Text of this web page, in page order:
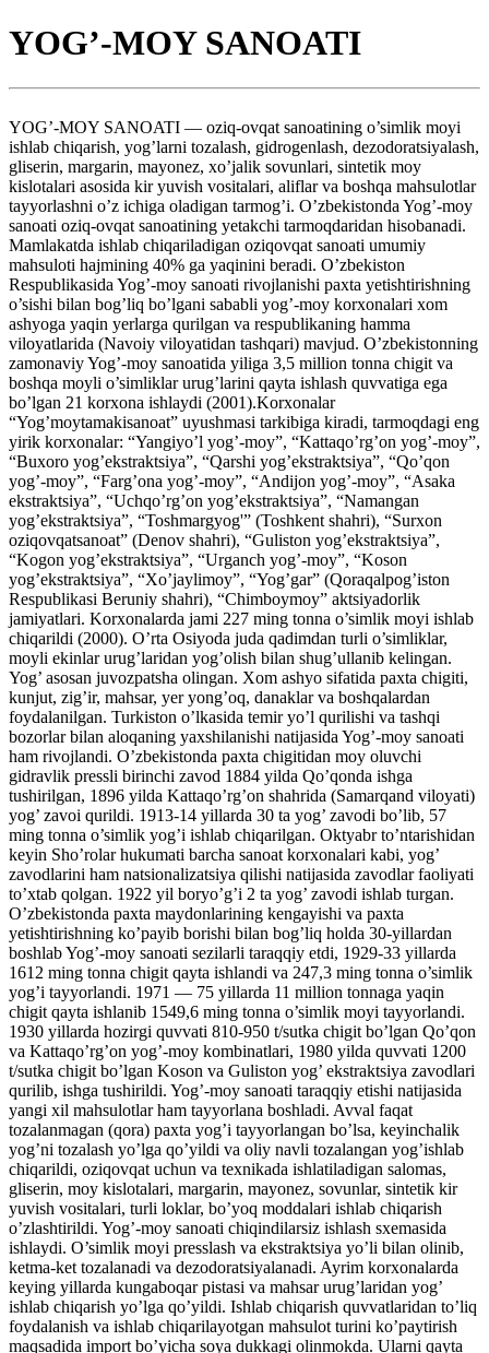
YOG’-MOY SANOATI
YOG’-MOY SANOATI — oziq-ovqat sanoatining o’simlik moyi
ishlab chiqarish, yog’larni tozalash, gidrogenlash, dezodoratsiyalash,
gliserin, margarin, mayonez, xo’jalik sovunlari, sintetik moy
kislotalari asosida kir yuvish vositalari, aliflar va boshqa mahsulotlar
tayyorlashni o’z ichiga oladigan tarmog’i. O’zbekistonda Yog’-moy
sanoati oziq-ovqat sanoatining yetakchi tarmoqdaridan hisobanadi.
Mamlakatda ishlab chiqariladigan oziqovqat sanoati umumiy
mahsuloti hajmining 40% ga yaqinini beradi. O’zbekiston
Respublikasida Yog’-moy sanoati rivojlanishi paxta yetishtirishning
o’sishi bilan bog’liq bo’lgani sababli yog’-moy korxonalari xom
ashyoga yaqin yerlarga qurilgan va respublikaning hamma
viloyatlarida (Navoiy viloyatidan tashqari) mavjud. O’zbekistonning
zamonaviy Yog’-moy sanoatida yiliga 3,5 million tonna chigit va
boshqa moyli o’simliklar urug’larini qayta ishlash quvvatiga ega
bo’lgan 21 korxona ishlaydi (2001).Korxonalar
“Yog’moytamakisanoat” uyushmasi tarkibiga kiradi, tarmoqdagi eng
yirik korxonalar: “Yangiyo’l yog’-moy”, “Kattaqo’rg’on yog’-moy”,
“Buxoro yog’ekstraktsiya”, “Qarshi yog’ekstraktsiya”, “Qo’qon
yog’-moy”, “Farg’ona yog’-moy”, “Andijon yog’-moy”, “Asaka
ekstraktsiya”, “Uchqo’rg’on yog’ekstraktsiya”, “Namangan
yog’ekstraktsiya”, “Toshmargyog'” (Toshkent shahri), “Surxon
oziqovqatsanoat” (Denov shahri), “Guliston yog’ekstraktsiya”,
“Kogon yog’ekstraktsiya”, “Urganch yog’-moy”, “Koson
yog’ekstraktsiya”, “Xo’jaylimoy”, “Yog’gar” (Qoraqalpog’iston
Respublikasi Beruniy shahri), “Chimboymoy” aktsiyadorlik
jamiyatlari. Korxonalarda jami 227 ming tonna o’simlik moyi ishlab
chiqarildi (2000). O’rta Osiyoda juda qadimdan turli o’simliklar,
moyli ekinlar urug’laridan yog’olish bilan shug’ullanib kelingan.
Yog’ asosan juvozpatsha olingan. Xom ashyo sifatida paxta chigiti,
kunjut, zig’ir, mahsar, yer yong’oq, danaklar va boshqalardan
foydalanilgan. Turkiston o’lkasida temir yo’l qurilishi va tashqi
bozorlar bilan aloqaning yaxshilanishi natijasida Yog’-moy sanoati
ham rivojlandi. O’zbekistonda paxta chigitidan moy oluvchi
gidravlik pressli birinchi zavod 1884 yilda Qo’qonda ishga
tushirilgan, 1896 yilda Kattaqo’rg’on shahrida (Samarqand viloyati)
yog’ zavoi qurildi. 1913-14 yillarda 30 ta yog’ zavodi bo’lib, 57
ming tonna o’simlik yog’i ishlab chiqarilgan. Oktyabr to’ntarishidan
keyin Sho’rolar hukumati barcha sanoat korxonalari kabi, yog’
zavodlarini ham natsionalizatsiya qilishi natijasida zavodlar faoliyati
to’xtab qolgan. 1922 yil boryo’g’i 2 ta yog’ zavodi ishlab turgan.
O’zbekistonda paxta maydonlarining kengayishi va paxta
yetishtirishning ko’payib borishi bilan bog’liq holda 30-yillardan
boshlab Yog’-moy sanoati sezilarli taraqqiy etdi, 1929-33 yillarda
1612 ming tonna chigit qayta ishlandi va 247,3 ming tonna o’simlik
yog’i tayyorlandi. 1971 — 75 yillarda 11 million tonnaga yaqin
chigit qayta ishlanib 1549,6 ming tonna o’simlik moyi tayyorlandi.
1930 yillarda hozirgi quvvati 810-950 t/sutka chigit bo’lgan Qo’qon
va Kattaqo’rg’on yog’-moy kombinatlari, 1980 yilda quvvati 1200
t/sutka chigit bo’lgan Koson va Guliston yog’ ekstraktsiya zavodlari
qurilib, ishga tushirildi. Yog’-moy sanoati taraqqiy etishi natijasida
yangi xil mahsulotlar ham tayyorlana boshladi. Avval faqat
tozalanmagan (qora) paxta yog’i tayyorlangan bo’lsa, keyinchalik
yog’ni tozalash yo’lga qo’yildi va oliy navli tozalangan yog’ishlab
chiqarildi, oziqovqat uchun va texnikada ishlatiladigan salomas,
gliserin, moy kislotalari, margarin, mayonez, sovunlar, sintetik kir
yuvish vositalari, turli loklar, bo’yoq moddalari ishlab chiqarish
o’zlashtirildi. Yog’-moy sanoati chiqindilarsiz ishlash sxemasida
ishlaydi. O’simlik moyi presslash va ekstraktsiya yo’li bilan olinib,
ketma-ket tozalanadi va dezodoratsiyalanadi. Ayrim korxonalarda
keying yillarda kungaboqar pistasi va mahsar urug’laridan yog’
ishlab chiqarish yo’lga qo’yildi. Ishlab chiqarish quvvatlaridan to’liq
foydalanish va ishlab chiqarilayotgan mahsulot turini ko’paytirish
maqsadida import bo’yicha soya dukkagi olinmokda. Ularni qayta